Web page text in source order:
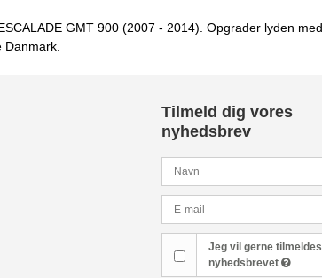
GMT 900 (2007 - 2014). Opgrader lyden
Danmark.
Tilmeld dig vores
nyhedsbrev
Jeg vil gerne tilmeldes
nyhedsbrevet